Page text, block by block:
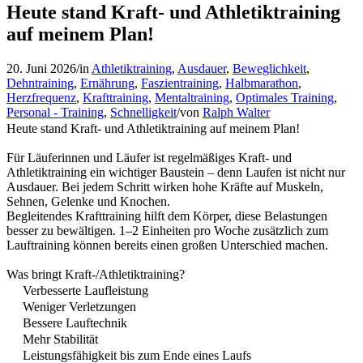
Heute stand Kraft- und Athletiktraining
auf meinem Plan!
20. Juni 2026/in Athletiktraining, Ausdauer, Beweglichkeit,
Dehntraining, Ernährung, Faszientraining, Halbmarathon,
Herzfrequenz, Krafttraining, Mentaltraining, Optimales Training,
Personal - Training, Schnelligkeit/von Ralph Walter
Heute stand Kraft- und Athletiktraining auf meinem Plan!
Für Läuferinnen und Läufer ist regelmäßiges Kraft- und
Athletiktraining ein wichtiger Baustein – denn Laufen ist nicht nur
Ausdauer. Bei jedem Schritt wirken hohe Kräfte auf Muskeln,
Sehnen, Gelenke und Knochen.
Begleitendes Krafttraining hilft dem Körper, diese Belastungen
besser zu bewältigen. 1–2 Einheiten pro Woche zusätzlich zum
Lauftraining können bereits einen großen Unterschied machen.
Was bringt Kraft-/Athletiktraining?
Verbesserte Laufleistung
Weniger Verletzungen
Bessere Lauftechnik
Mehr Stabilität
Leistungsfähigkeit bis zum Ende eines Laufs